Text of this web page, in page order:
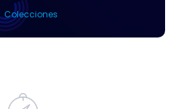
Colecciones